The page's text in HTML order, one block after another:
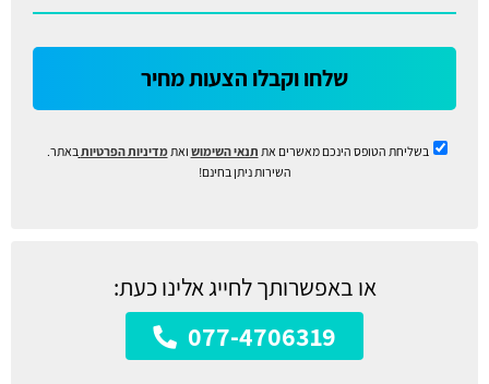
שלחו וקבלו הצעות מחיר
בשליחת הטופס הינכם מאשרים את תנאי השימוש ואתמדיניות הפרטיות באתר.
השירות ניתן בחינם!
או באפשרותך לחייג אלינו כעת:
077-4706319